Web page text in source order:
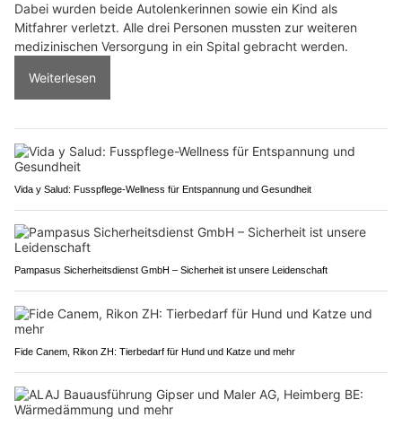
Dabei wurden beide Autolenkerinnen sowie ein Kind als
Mitfahrer verletzt. Alle drei Personen mussten zur weiteren
medizinischen Versorgung in ein Spital gebracht werden.
Weiterlesen
Vida y Salud: Fusspflege-Wellness für Entspannung und Gesundheit
Pampasus Sicherheitsdienst GmbH – Sicherheit ist unsere Leidenschaft
Fide Canem, Rikon ZH: Tierbedarf für Hund und Katze und mehr